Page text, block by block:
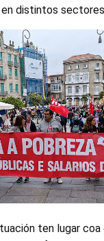
distintos
ten lugar coa